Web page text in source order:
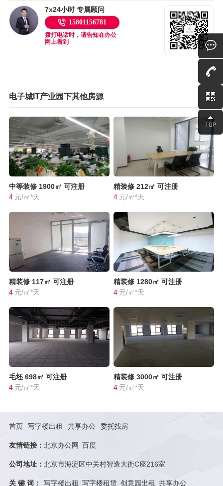
7x24小时 专属顾问
15801156781
拨打电话时，请告知在办公
网上看到
电子城IT产业园下其他房源
中等装修 1900㎡ 可注册
4 元/㎡*天
精装修 212㎡ 可注册
4 元/㎡*天
精装修 117㎡ 可注册
4 元/㎡*天
精装修 1280㎡ 可注册
4 元/㎡*天
毛坯 698㎡ 可注册
4 元/㎡*天
精装修 3000㎡ 可注册
4 元/㎡*天
首页 写字楼出租 共享办公 委托找房
友情链接： 北京办公网 百度
公司地址： 北京市海淀区中关村智造大街C座216室
关 键 词： 写字楼出租 写字楼租赁 创意园出租 共享办公